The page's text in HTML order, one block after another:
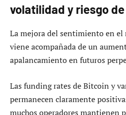
volatilidad y riesgo
La mejora del sentimiento en
viene acompañada de un
apalancamiento en futuros
Las funding rates de Bitcoin y
permanecen claramente
muchos operadores mantienen